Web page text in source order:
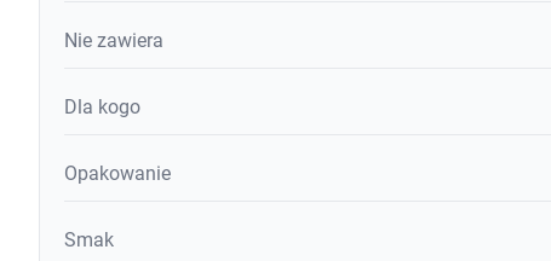
Nie zawiera
Dla kogo
Opakowanie
Smak